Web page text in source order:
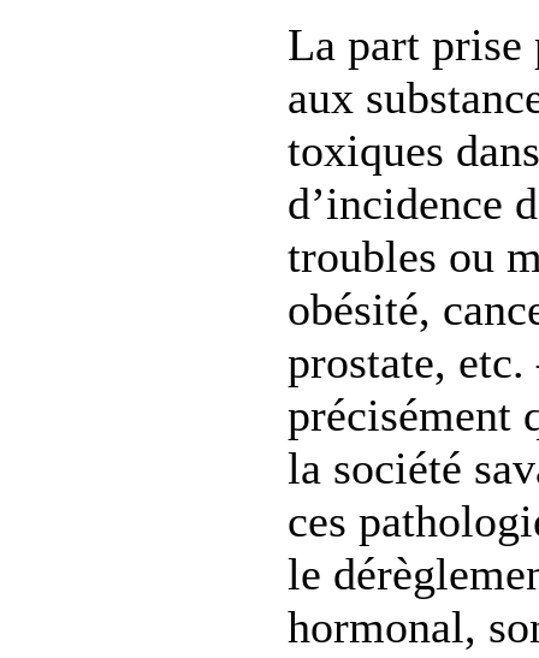
La part prise
aux
toxiques
d’incidence
troubles ou
obésité,
prostate, etc.
précisément
la société
ces
le
hormonal,